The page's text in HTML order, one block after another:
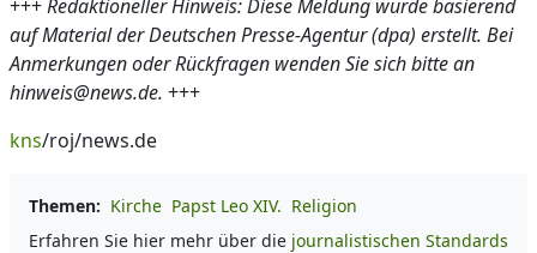
+++Redaktioneller Hinweis: Diese Meldung wurde basierend
auf Material der Deutschen Presse-Agentur (dpa) erstellt. Bei
Anmerkungen oder Rückfragen wenden Sie sich bitte an
hinweis@news.de. +++
kns/roj/news.de
Themen: Kirche Papst Leo XIV. Religion
Erfahren Sie hier mehr über die journalistischen Standards